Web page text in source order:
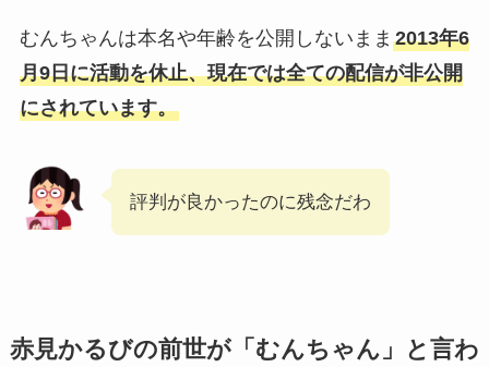
むんちゃんは本名や年齢を公開しないまま 2013年6
月9日に活動を休止、現在では全ての配信が非公開
にされています。
評判が良かったのに残念だわ
赤見かるびの前世が「むんちゃん」と言わ